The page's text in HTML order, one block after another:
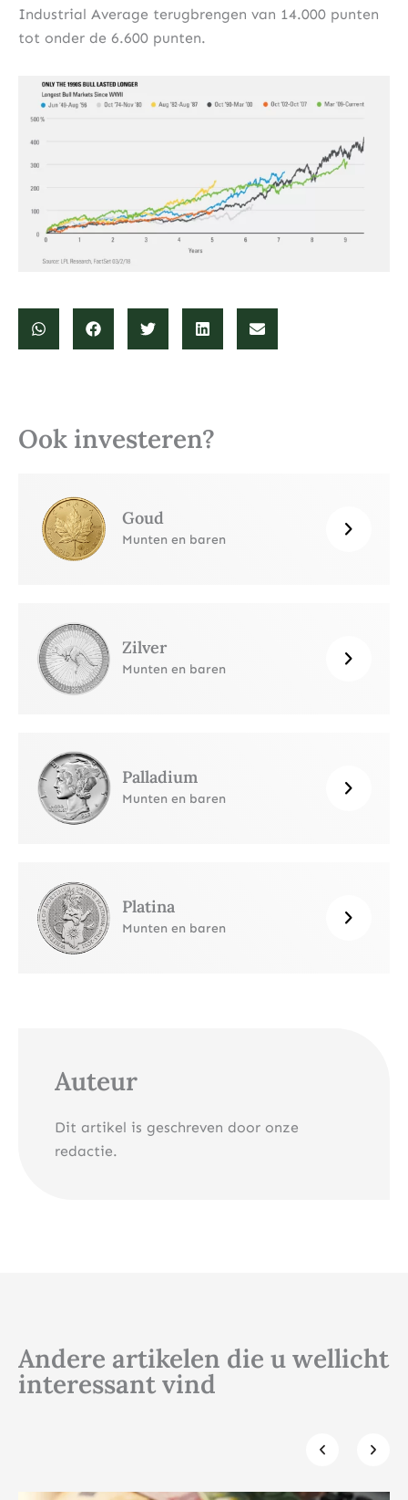
Industrial Average terugbrengen van 14.000 punten
tot onder de 6.600 punten.
Ook investeren?
Goud
Munten en baren
Zilver
Munten en baren
Palladium
Munten en baren
Platina
Munten en baren
Auteur
Dit artikel is geschreven door onze
redactie.
Andere artikelen die u wellicht
interessant vind